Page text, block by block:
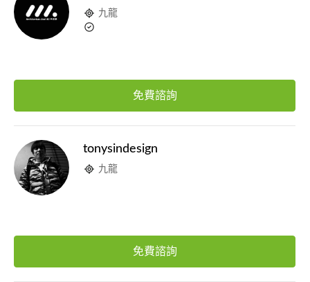
九龍
免費諮詢
tonysindesign
九龍
免費諮詢